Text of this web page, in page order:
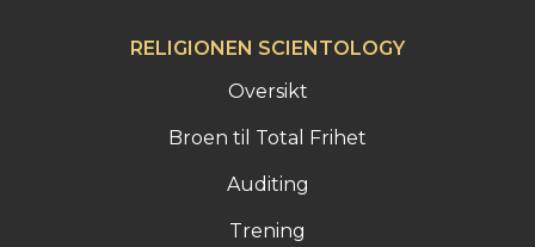
RELIGIONEN SCIENTOLOGY
Oversikt
Broen til Total Frihet
Auditing
Trening